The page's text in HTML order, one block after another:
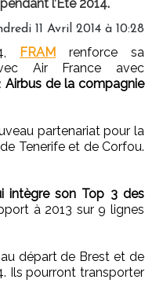
l’Été 2014.
11 Avril 2014 à 10:28
FRAM renforce sa
Air France avec
de la compagnie
partenariat pour la
Tenerife et de Corfou.
intègre son Top 3 des
à 2013 sur 9 lignes
départ de Brest et de
Ils pourront transporter